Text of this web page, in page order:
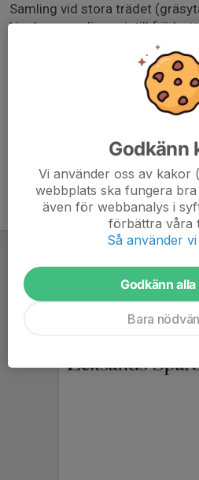
Samling vid stora trädet
kiosken som ligger intill
Godkänn
Vi använder oss av kakor
webbplats ska fungera
även för webbanalys i
förbättra våra
Så använder
Godkänn
Bara